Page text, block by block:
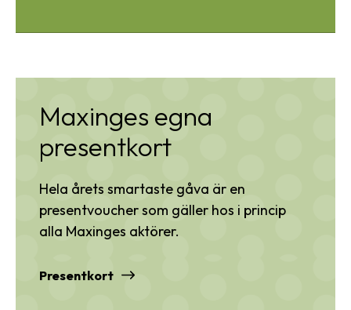
Maxinges egna
presentkort
Hela årets smartaste gåva är en
presentvoucher som gäller hos i princip
alla Maxinges aktörer.
Presentkort